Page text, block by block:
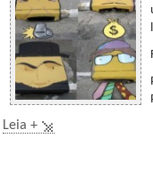
Leia +